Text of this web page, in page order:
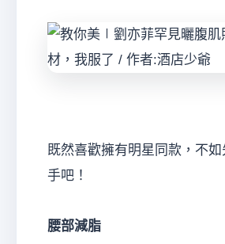
既然喜歡擁有明星同款，不
手吧！
腰部減脂